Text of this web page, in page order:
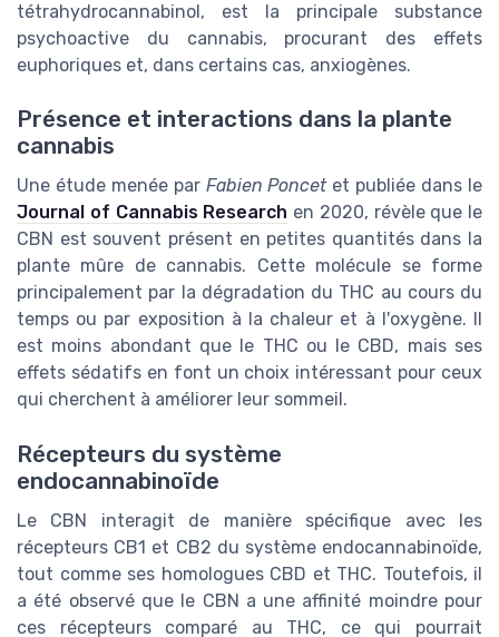
tétrahydrocannabinol, est la principale substance
psychoactive du cannabis, procurant des effets
euphoriques et, dans certains cas, anxiogènes.
Présence et interactions dans la plante
cannabis
Une étude menée par Fabien Poncetet publiée dans le
Journal of Cannabis Research en 2020, révèle que le
CBN est souvent présent en petites quantités dans la
plante mûre de cannabis. Cette molécule se forme
principalement par la dégradation du THC au cours du
temps ou par exposition à la chaleur et à l'oxygène. Il
est moins abondant que le THC ou le CBD, mais ses
effets sédatifs en font un choix intéressant pour ceux
qui cherchent à améliorer leur sommeil.
Récepteurs du système
endocannabinoïde
Le CBN interagit de manière spécifique avec les
récepteurs CB1 et CB2 du système endocannabinoïde,
tout comme ses homologues CBD et THC. Toutefois, il
a été observé que le CBN a une affinité moindre pour
ces récepteurs comparé au THC, ce qui pourrait